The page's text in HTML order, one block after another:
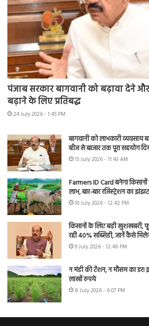
पंजाब सरकार बागवानी को बढ़ावा देने
बढ़ाने के लिए प्रतिबद्ध
24 July 2026 - 1:45 PM
बागवानी को लाभकारी व्यवसाय
बीज से बाजार तक पूरा सहयोग
15 July 2026 - 11:43 AM
Farmers ID Card बनेगा
लाभ, बार-बार रजिस्ट्रेशन का
10 July 2026 - 12:42 PM
किसानों के लिए बड़ी खुशखबरी,
रही 40% सब्सिडी, जानें कैसे
9 July 2026 - 12:46 PM
न मंडी की टेंशन, न मौसम का
लाखों रुपये
8 July 2026 - 6:07 PM